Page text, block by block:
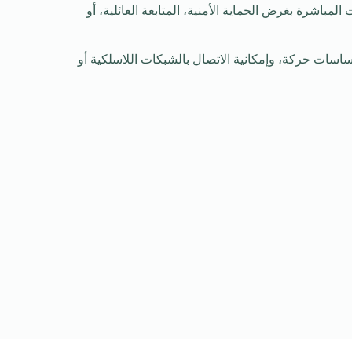
بغرض الحماية الأمنية، المتابعة العائلية، أو
حركة، وإمكانية الاتصال بالشبكات اللاسلكية أو